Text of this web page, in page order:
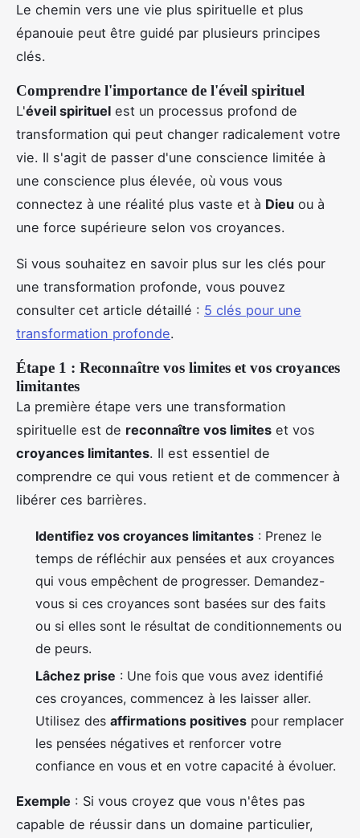
Le chemin vers une vie plus spirituelle et plus
épanouie peut être guidé par plusieurs principes
clés.
Comprendre l'importance de l'éveil spirituel
L'éveil spirituel est un processus profond de
transformation qui peut changer radicalement votre
vie. Il s'agit de passer d'une conscience limitée à
une conscience plus élevée, où vous vous
connectez à une réalité plus vaste et à Dieu ou à
une force supérieure selon vos croyances.
Si vous souhaitez en savoir plus sur les clés pour
une transformation profonde, vous pouvez
consulter cet article détaillé : 5 clés pour une
transformation profonde.
Étape 1 : Reconnaître vos limites et vos croyances
limitantes
La première étape vers une transformation
spirituelle est de reconnaître vos limites et vos
croyances limitantes. Il est essentiel de
comprendre ce qui vous retient et de commencer à
libérer ces barrières.
Identifiez vos croyances limitantes : Prenez le
temps de réfléchir aux pensées et aux croyances
qui vous empêchent de progresser. Demandez-
vous si ces croyances sont basées sur des faits
ou si elles sont le résultat de conditionnements ou
de peurs.
Lâchez prise : Une fois que vous avez identifié
ces croyances, commencez à les laisser aller.
Utilisez des affirmations positives pour remplacer
les pensées négatives et renforcer votre
confiance en vous et en votre capacité à évoluer.
Exemple : Si vous croyez que vous n'êtes pas
capable de réussir dans un domaine particulier,